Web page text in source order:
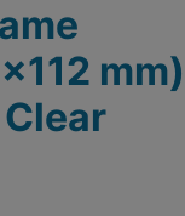
mm)